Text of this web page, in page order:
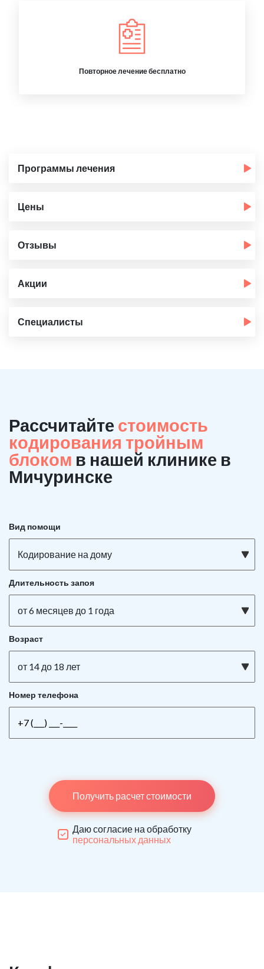
Повторное лечение бесплатно
Программы лечения
Цены
Отзывы
Акции
Специалисты
Рассчитайте стоимость
кодирования тройным
блоком в нашей клинике в
Мичуринске
Вид помощи
Кодирование на дому
Длительность запоя
от 6 месяцев до 1 года
Возраст
от 14 до 18 лет
Номер телефона
Получить расчет стоимости
Даю согласие на обработку
персональных данных